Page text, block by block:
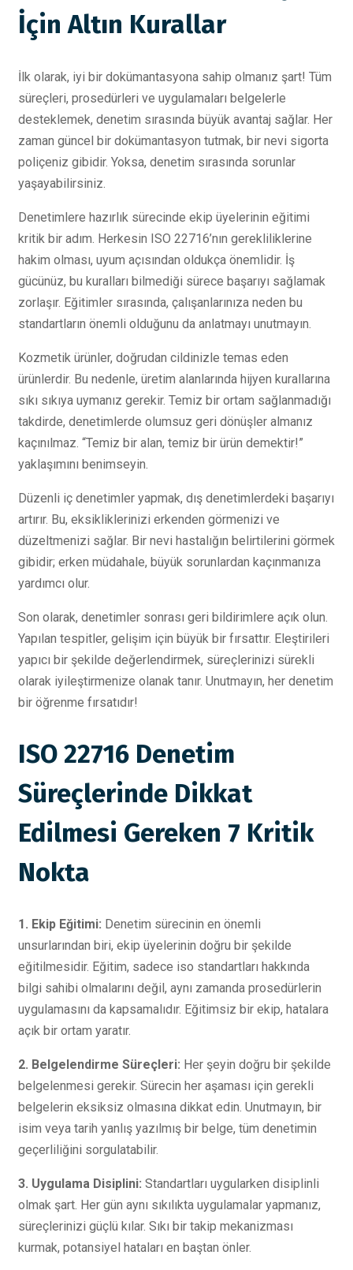
İçin Altın Kurallar
İlk olarak, iyi bir dokümantasyona sahip olmanız şart! Tüm
süreçleri, prosedürleri ve uygulamaları belgelerle
desteklemek, denetim sırasında büyük avantaj sağlar. Her
zaman güncel bir dokümantasyon tutmak, bir nevi sigorta
poliçeniz gibidir. Yoksa, denetim sırasında sorunlar
yaşayabilirsiniz.
Denetimlere hazırlık sürecinde ekip üyelerinin eğitimi
kritik bir adım. Herkesin ISO 22716’nın gerekliliklerine
hakim olması, uyum açısından oldukça önemlidir. İş
gücünüz, bu kuralları bilmediği sürece başarıyı sağlamak
zorlaşır. Eğitimler sırasında, çalışanlarınıza neden bu
standartların önemli olduğunu da anlatmayı unutmayın.
Kozmetik ürünler, doğrudan cildinizle temas eden
ürünlerdir. Bu nedenle, üretim alanlarında hijyen kurallarına
sıkı sıkıya uymanız gerekir. Temiz bir ortam sağlanmadığı
takdirde, denetimlerde olumsuz geri dönüşler almanız
kaçınılmaz. “Temiz bir alan, temiz bir ürün demektir!”
yaklaşımını benimseyin.
Düzenli iç denetimler yapmak, dış denetimlerdeki başarıyı
artırır. Bu, eksikliklerinizi erkenden görmenizi ve
düzeltmenizi sağlar. Bir nevi hastalığın belirtilerini görmek
gibidir; erken müdahale, büyük sorunlardan kaçınmanıza
yardımcı olur.
Son olarak, denetimler sonrası geri bildirimlere açık olun.
Yapılan tespitler, gelişim için büyük bir fırsattır. Eleştirileri
yapıcı bir şekilde değerlendirmek, süreçlerinizi sürekli
olarak iyileştirmenize olanak tanır. Unutmayın, her denetim
bir öğrenme fırsatıdır!
ISO 22716 Denetim
Süreçlerinde Dikkat
Edilmesi Gereken 7 Kritik
Nokta
1. Ekip Eğitimi: Denetim sürecinin en önemli
unsurlarından biri, ekip üyelerinin doğru bir şekilde
eğitilmesidir. Eğitim, sadece iso standartları hakkında
bilgi sahibi olmalarını değil, aynı zamanda prosedürlerin
uygulamasını da kapsamalıdır. Eğitimsiz bir ekip, hatalara
açık bir ortam yaratır.
2. Belgelendirme Süreçleri: Her şeyin doğru bir şekilde
belgelenmesi gerekir. Sürecin her aşaması için gerekli
belgelerin eksiksiz olmasına dikkat edin. Unutmayın, bir
isim veya tarih yanlış yazılmış bir belge, tüm denetimin
geçerliliğini sorgulatabilir.
3. Uygulama Disiplini: Standartları uygularken disiplinli
olmak şart. Her gün aynı sıkılıkta uygulamalar yapmanız,
süreçlerinizi güçlü kılar. Sıkı bir takip mekanizması
kurmak, potansiyel hataları en baştan önler.